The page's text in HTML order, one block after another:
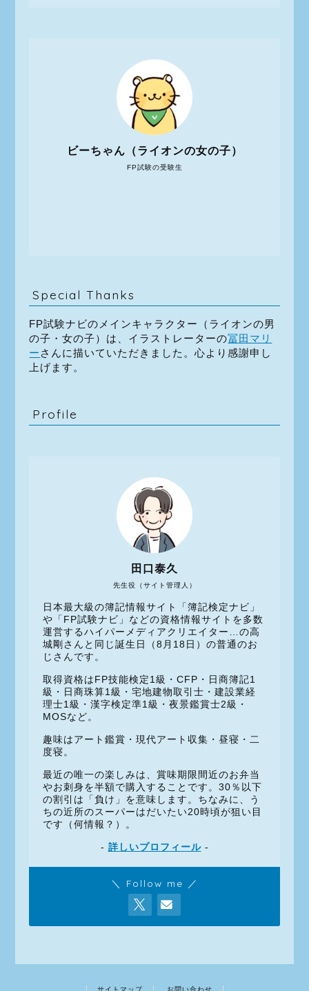
FP試験の受験生
ビーちゃん（ライオンの女の子）
Special Thanks
FP試験ナビのメインキャラクター（ライオンの男
の子・女の子）は、イラストレーターの冨田マリ
ー さんに描いていただきました。心より感謝申し
上げます。
Profile
先生役（サイト管理人）
田口泰久
日本最大級の簿記情報サイト「簿記検定ナビ」
や「FP試験ナビ」などの資格情報サイトを多数
運営するハイパーメディアクリエイター…の高
城剛さんと同じ誕生日（8月18日）の普通のお
じさんです。
取得資格はFP技能検定1級・CFP・日商簿記1
級・日商珠算1級・宅地建物取引士・建設業経
理士1級・漢字検定準1級・夜景鑑賞士2級・
MOSなど。
趣味はアート鑑賞・現代アート収集・昼寝・二
度寝。
最近の唯一の楽しみは、賞味期限間近のお弁当
やお刺身を半額で購入することです。30％以下
の割引は「負け」を意味します。ちなみに、う
ちの近所のスーパーはだいたい20時頃が狙い目
です（何情報？）。
- 詳しいプロフィール-
＼ Follow me ／
サイトマップ お問い合わせ